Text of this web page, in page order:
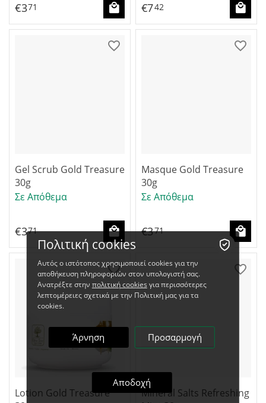
€371 €742
Gel Scrub Gold Treasure
30g
Σε Απόθεμα
€371
Masque Gold Treasure
30g
Σε Απόθεμα
€371
Lotion Gold Treasure
Mineral Salts Refreshing
Πολιτική cookies
Αυτός ο ιστότοπος χρησιμοποιεί cookies για την
αποθήκευση πληροφοριών στον υπολογιστή σας.
Ανατρέξτε στην πολιτική cookies για περισσότερες
λεπτομέρειες σχετικά με την Πολιτική μας για τα
cookies.
Άρνηση Προσαρμογή
Αποδοχή